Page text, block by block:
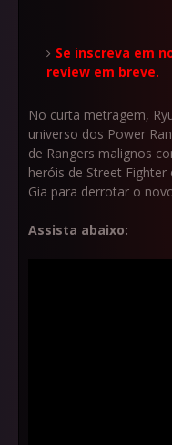
Se inscreva em
review em breve.
No curta metragem,
universo dos Power
de Rangers malignos
heróis de Street
Gia para derrotar o
Assista abaixo: